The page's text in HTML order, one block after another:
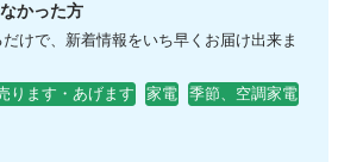
かった方
けで、新着情報をいち早くお届け出来ま
ります・あげます 家電
季節、空調家電